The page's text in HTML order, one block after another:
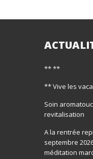
** **
** Vive les
Soin
revitalisation
A la rentrée
septembre
méditation